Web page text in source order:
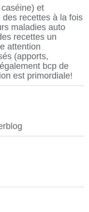
et
recettes à la fois
maladies auto
recettes un
attention
(apports,
bcp de
est primordiale!